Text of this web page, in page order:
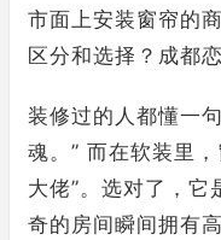
市面上安装窗帘的
区分和选择？成都
装修过的人都懂一
魂。” 而在软装里
大佬”。选对了，它
奇的房间瞬间拥有